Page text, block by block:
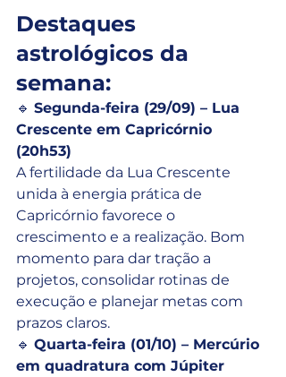
Destaques
astrológicos da
semana:
🔹 Segunda-feira (29/09) – Lua
Crescente em Capricórnio
(20h53)
A fertilidade da Lua Crescente
unida à energia prática de
Capricórnio favorece o
crescimento e a realização. Bom
momento para dar tração a
projetos, consolidar rotinas de
execução e planejar metas com
prazos claros.
🔹 Quarta-feira (01/10) – Mercúrio
em quadratura com Júpiter